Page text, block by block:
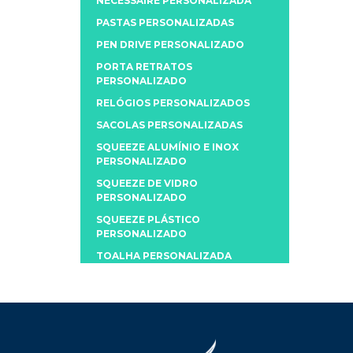
PASTAS PERSONALIZADAS
PEN DRIVE PERSONALIZADO
PORTA RETRATOS
PERSONALIZADO
RELÓGIOS PERSONALIZADOS
SACOLAS PERSONALIZADAS
SQUEEZE ALUMÍNIO E INOX
PERSONALIZADO
SQUEEZE DE VIDRO
PERSONALIZADO
SQUEEZE PLÁSTICO
PERSONALIZADO
TOALHA PERSONALIZADA